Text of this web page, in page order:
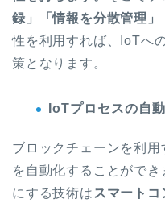
録」「情報を分散管理」
性を利用すれば、IoTへ
策となります。
IoTプロセスの自
ブロックチェーンを利
を自動化することがで
にする技術は スマートコ